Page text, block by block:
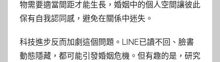
物需要適當間距才能生長，婚姻中的個人空間讓彼此
保有自我認同感，避免在關係中迷失。
科技進步反而加劇這個問題。LINE已讀不回、臉書
動態隱藏，都可能引發婚姻危機。但有趣的是，研究